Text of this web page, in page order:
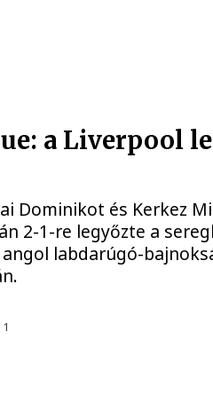
a Liverpool
Dominikot és Kerkez
2-1-re legyőzte a
labdarúgó-